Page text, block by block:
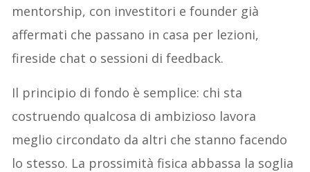
mentorship, con investitori e founder già
affermati che passano in casa per lezioni,
fireside chat o sessioni di feedback.
Il principio di fondo è semplice: chi sta
costruendo qualcosa di ambizioso lavora
meglio circondato da altri che stanno facendo
lo stesso. La prossimità fisica abbassa la soglia